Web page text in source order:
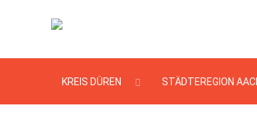
KREIS DÜREN STÄDTEREGION